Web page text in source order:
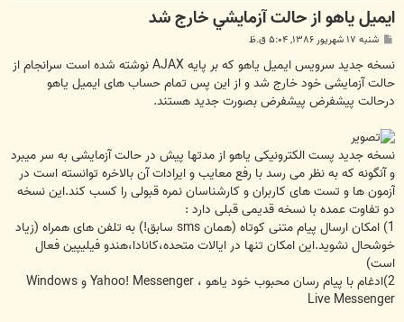
ايميل ياهو از حالت آزمايشي خارج شد
ت
شنبه ۱۷ شهریور ۱۳۸۶, ۵:۰۴ ق.ظ
نسخه جدید سرویس ایمیل یاهو که بر پایه AJAX نوشته شده است سرانجام از
حالت آزمایشی خود خارج شد و از این پس تمام حساب های ایمیل یاهو
درحالت پیشفرض پیشفرض بصورت جدید هستند.
نسخه جدید پست الکترونیکی یاهو از مدتها پیش در حالت آزمایشی به سر میبرد
و آنگونه که به نظر می رسد با رفع معایب و ایرادات آن بالاخره توانسته است در
آزمون ها و تست های کاربران و کارشناسان نمره قبولی را کسب کند.این نسخه
دو تفاوت عمده با نسخه قدیمی قبلی دارد :
1) امکان ارسال پیام متنی کوتاه (همان sms سابق!) به تلفن های همراه (زیاد
خوشحال نشوید.این امکان تنها در ایالات متحده،کانادا،هندو فیلیپین فعال
است)
2)ادغام با پیام رسان محبوب خود یاهو ، Yahoo! Messenger و Windows
Live Messenger